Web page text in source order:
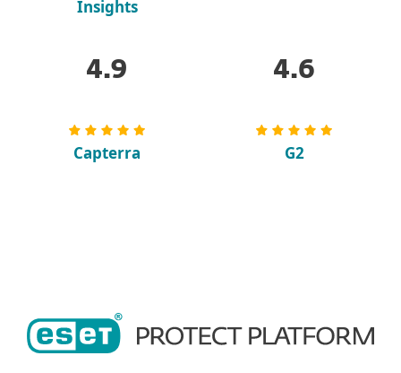
Insights
4.9
Capterra
4.6
G2